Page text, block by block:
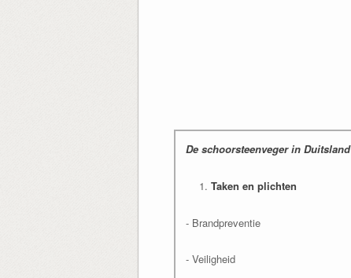
De schoorsteenveger in Duitsland
Taken en plichten
- Brandpreventie
- Veiligheid